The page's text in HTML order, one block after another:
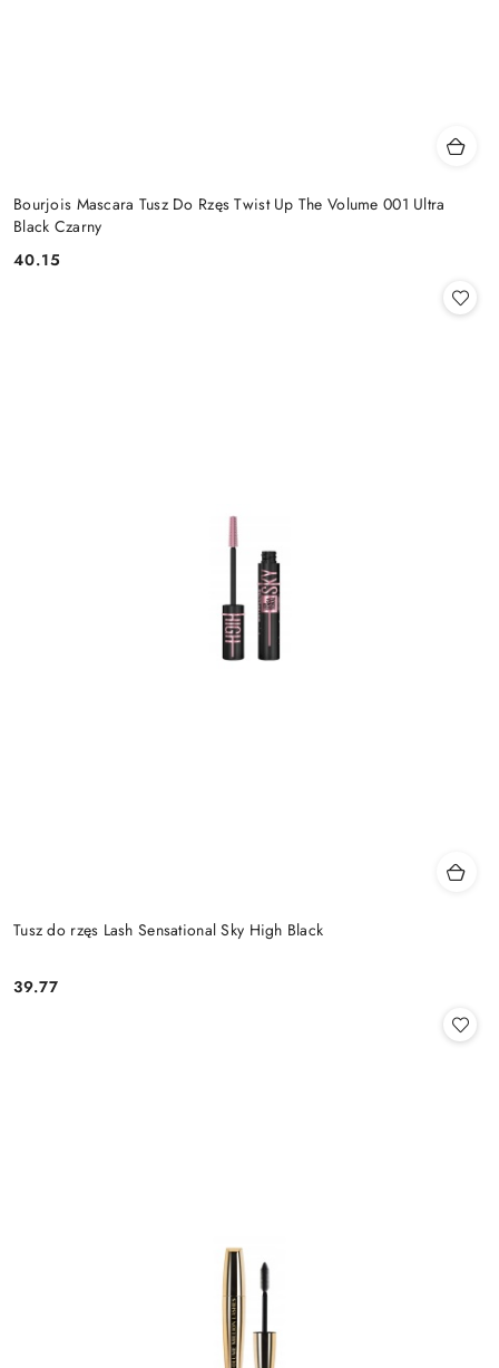
Bourjois Mascara Tusz Do Rzęs Twist Up The Volume 001 Ultra
Black Czarny
Cena:
40.15
Tusz do rzęs Lash Sensational Sky High Black
Cena:
39.77